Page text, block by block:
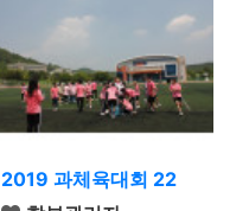
2019 과체육대회 22